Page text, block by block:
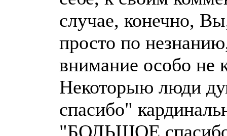
случае, конечно,
просто по
внимание особо не
Некоторыю люди
спасибо"
"БОЛЬШОЕ